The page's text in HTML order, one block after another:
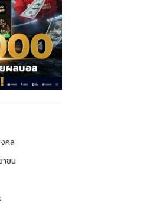
คล
าชน